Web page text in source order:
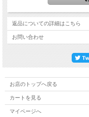
りが滑らかながらもシャープ。
なく、曲想をキチンと理解して
ていますが、ブラッドは違う。
抜なだけに終わらない。このま
名作を残してくれただろうか……
して、それ以上なのがショウそ
であり、JUDAS PRIESTと共に
がたっぷりと楽しめる。オーバ
Crowley」の時代がかった演出
くて邪悪で新しい音楽“HEAVY
PRIESTであり、オジーだった
たわけですが、その下地を作っ
返品についての詳細はこちら
お問い合わせ
お店のトップへ戻る
カートを見る
マイページへ